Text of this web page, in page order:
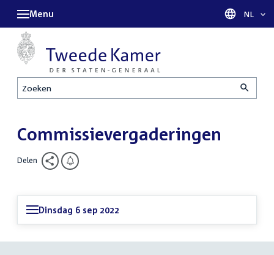
Zoeken
Menu Taal
NL
Commissievergaderingen
Delen
Dinsdag 6 sep 2022